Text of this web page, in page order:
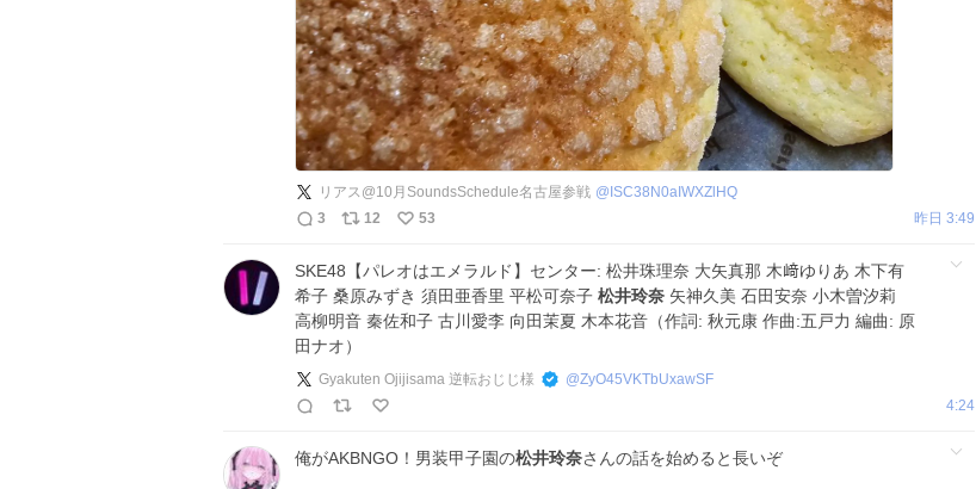
リアス@10月SoundsSchedule名古屋参戦 @ ISC38N0aIWXZlHQ
3
12 53 昨日 3:49
SKE48【パレオはエメラルド】センター: 松井珠理奈 大矢真那 木﨑ゆりあ 木下有
希子 桑原みずき 須田亜香里 平松可奈子 松井玲奈 矢神久美 石田安奈 小木曽汐莉
高柳明音 秦佐和子 古川愛李 向田茉夏 木本花音（作詞: 秋元康 作曲:五戸力 編曲: 原
田ナオ）
Gyakuten Ojijisama 逆転おじじ様 @ZyO45VKTbUxawSF
4:24
俺がAKBNGO！男装甲子園の松井玲奈さんの話を始めると長いぞ